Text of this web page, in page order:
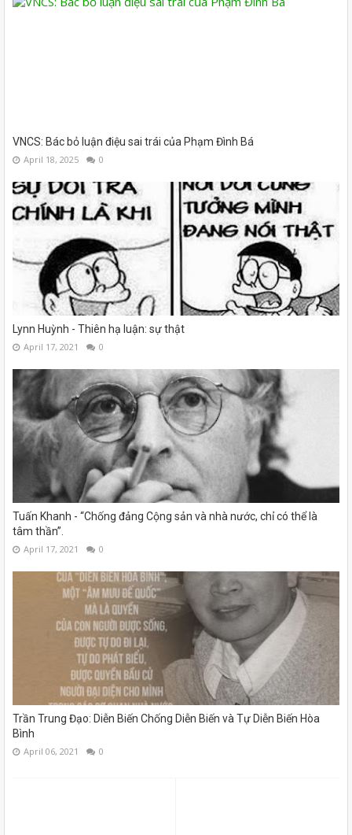
VNCS: Bác bỏ luận điệu sai trái của Phạm Đình Bá
April 18, 2025 0
Lynn Huỳnh - Thiên hạ luận: sự thật
April 17, 2021 0
Tuấn Khanh - “Chống đảng Cộng sản và nhà nước, chỉ có thể là
tâm thần”.
April 17, 2021 0
Trần Trung Đạo: Diễn Biến Chống Diễn Biến và Tự Diễn Biến Hòa
Bình
April 06, 2021 0